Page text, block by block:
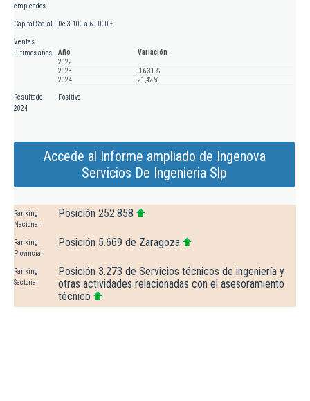
empleados
Capital Social De 3.100 a 60.000 €
Ventas
últimos años
Año
Variación
2022
2023
-16,31 %
2024
21,42 %
Resultado
2024
Positivo
Accede al Informe ampliado de Ingenova
Servicios De Ingenieria Slp
Ranking
Nacional
Posición 252.858
Ranking
Provincial
Posición 5.669 de Zaragoza
Ranking
Sectorial
Posición 3.273 de Servicios técnicos de ingeniería y
otras actividades relacionadas con el asesoramiento
técnico